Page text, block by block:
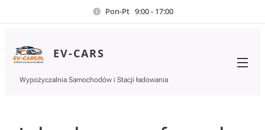
Pon-Pt 9:00 - 17:00
EV-CARS
Wypożyczalnia Samochodów i Stacji ładowania